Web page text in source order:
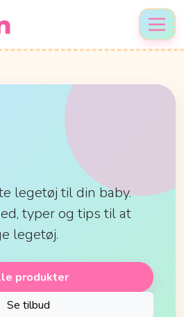
legetøj til din baby.
typer og tips til at
legetøj.
produkter
Se tilbud